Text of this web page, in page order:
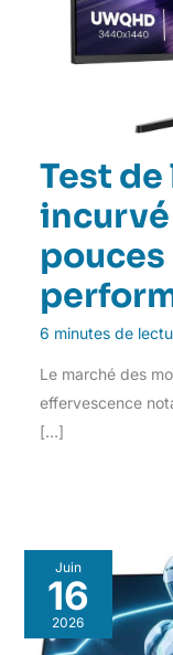
Test de
6 minutes de
Le marché des
effervescence
[…]
Juin
16
2026